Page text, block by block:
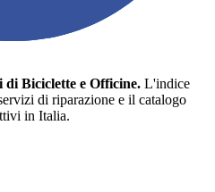
di Biciclette e Officine. L'indice
di riparazione e il catalogo
in Italia.